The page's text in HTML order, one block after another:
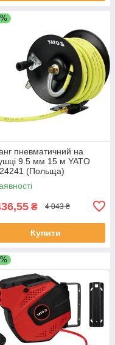
пневматичний на
9.5 мм 15 м YATO
(Польща)
₴ 4 043 ₴
Купити